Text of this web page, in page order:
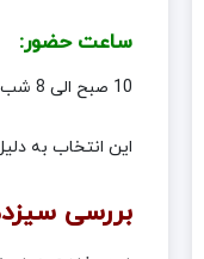
ساعت حضور:
10 صبح الی 8 شب
این انتخاب به
بررسی